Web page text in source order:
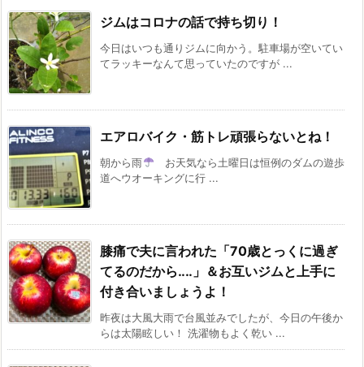
ジムはコロナの話で持ち切り！
今日はいつも通りジムに向かう。駐車場が空いてい
てラッキーなんて思っていたのですが ...
エアロバイク・筋トレ頑張らないとね！
朝から雨
お天気なら土曜日は恒例のダムの遊歩
道へウオーキングに行 ...
膝痛で夫に言われた「70歳とっくに過ぎ
てるのだから‥‥」＆お互いジムと上手に
付き合いましょうよ！
昨夜は大風大雨で台風並みでしたが、今日の午後か
らは太陽眩しい！ 洗濯物もよく乾い ...